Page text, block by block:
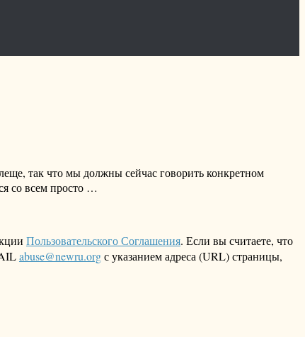
так что мы должны сейчас говорить конкретном
со всем просто …
Пользовательского Соглашения. Если вы считаете, что
abuse@newru.orgс указанием адреса (URL) страницы,